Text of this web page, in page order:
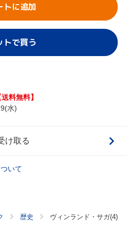
トに追加
トで買う
送料無料】
水)
け取る
いて
歴史 ヴィンランド・サガ(4)